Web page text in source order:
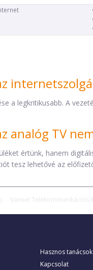
a legkritikusabb. A
analóg TV
értünk, hanem
tesz lehetővé az
Vannet Telekommunikációs
Hasznos tanácsok
Kapcsolat